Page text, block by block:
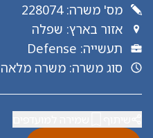
מס' משרה:
228074
אזור בארץ: שפלה
תעשייה:
Defense
סוג משרה: משרה מלאה